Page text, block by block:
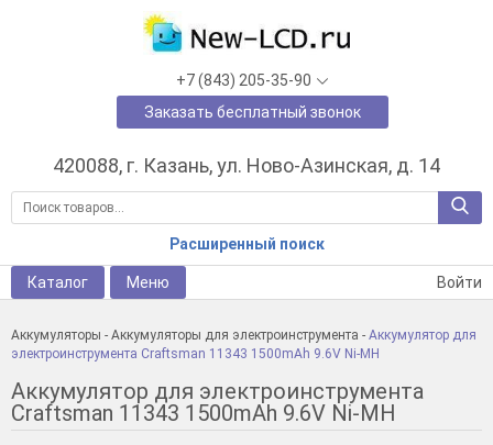
420088, г. Казань, ул. Ново-Азинская, д. 14
Расширенный поиск
+7 (843) 205-35-90
Заказать бесплатный звонок
Каталог Меню Войти
Аккумуляторы - Аккумуляторы для электроинструмента - Аккумулятор для
электроинструмента Craftsman 11343 1500mAh 9.6V Ni-MH
Аккумулятор для электроинструмента
Craftsman 11343 1500mAh 9.6V Ni-MH